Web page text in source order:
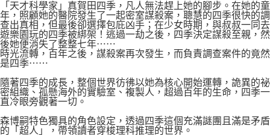
「天才科學家」真賀田四季，凡人無法趕上她的腳步。在她的童
年，照顧她的醫院發生了一起密室謀殺案，聰慧的四季很快的調
查出真相，但最後卻選擇包庇凶手；在少女時期，與叔叔一同去
遊樂園玩的四季被綁架！逃過一劫之後，四季決定謀殺至親，然
後她便消失了整整七年⋯⋯
時光流轉，百年之後，謀殺案再次發生，而負責調查案件的竟然
是四季⋯⋯
隨著四季的成長，整個世界彷彿以她為核心開始運轉，詭異的祕
密組織、孤懸海外的實驗室、複製人，超過百年的生命，四季一
直冷眼旁觀著一切。
森博嗣特色獨具的角色設定，透過四季這個充滿謎團且滿是矛盾
的「超人」，帶領讀者穿梭理科推理的世界。